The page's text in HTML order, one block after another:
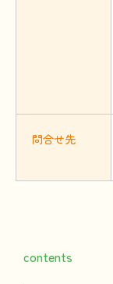
問合せ先
contents